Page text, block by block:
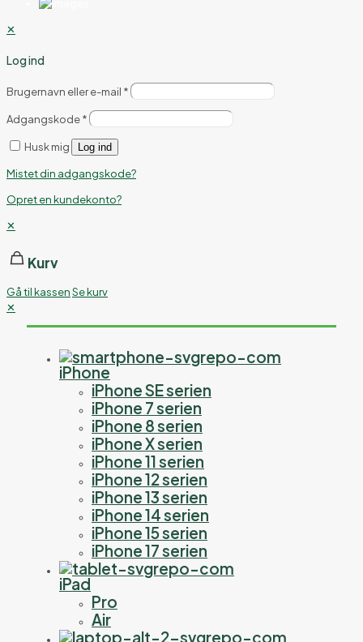
✕
Log ind
Brugernavn eller e-mail *
Adgangskode*
Husk mig Log ind
Mistet din adgangskode?
Opret en kundekonto?
✕
Kurv
Gå til kassenSe kurv
✕
iPhone
iPhone SE serien
iPhone 7 serien
iPhone 8 serien
iPhone X serien
iPhone 11 serien
iPhone 12 serien
iPhone 13 serien
iPhone 14 serien
iPhone 15 serien
iPhone 17 serien
iPad
Pro
Air